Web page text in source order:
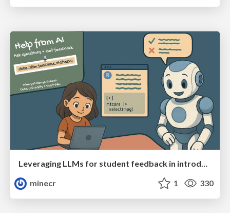
Leveraging LLMs for student feedback in introductory data science courses - posit::conf(2025)
minecr
1 330